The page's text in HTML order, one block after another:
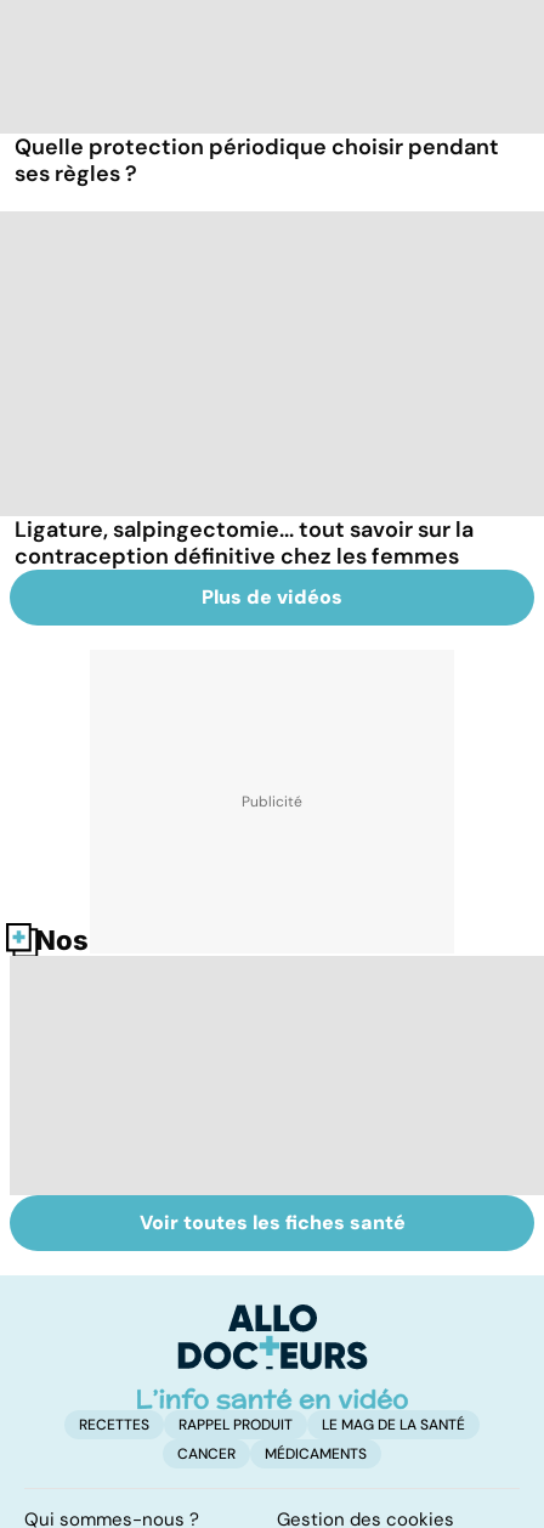
Quelle protection périodique choisir pendant
ses règles ?
Ligature, salpingectomie... tout savoir sur la
contraception définitive chez les femmes
Plus de vidéos
Nos fiches santé
La tuberculose
pulmonaire
Femmes :
comment
Voir toutes les fiches santé
RECETTES RAPPEL PRODUIT
LE MAG DE LA SANTÉ
CANCER
MÉDICAMENTS
Qui sommes-nous ? Gestion des cookies